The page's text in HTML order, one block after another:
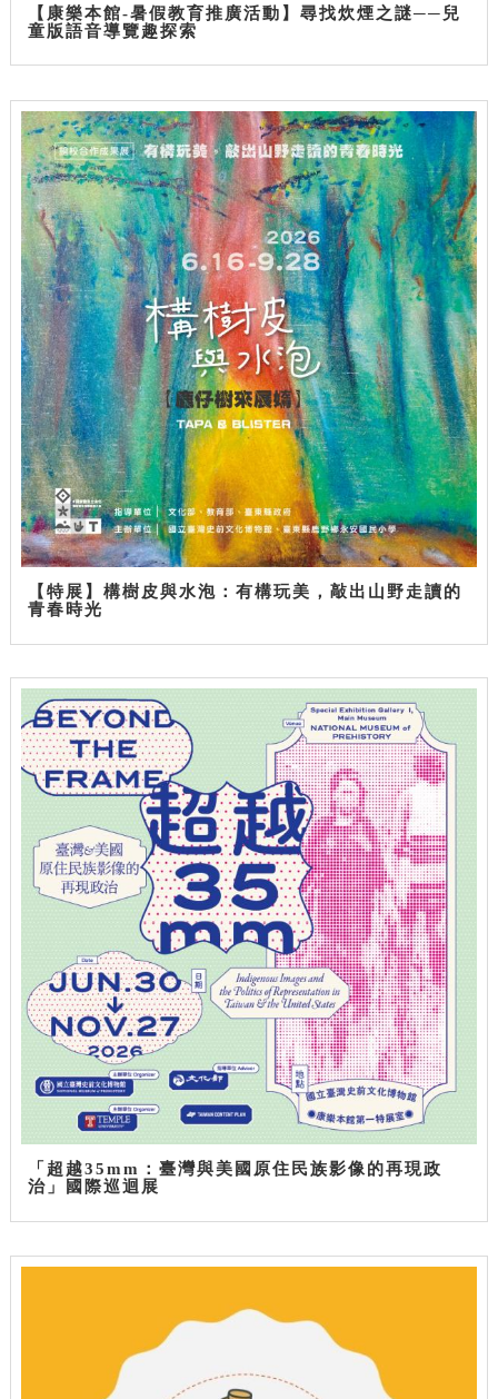
【康樂本館-暑假教育推廣活動】尋找炊煙之謎──兒
童版語音導覽趣探索
【特展】構樹皮與水泡：有構玩美，敲出山野走讀的
青春時光
「超越35mm：臺灣與美國原住民族影像的再現政
治」國際巡迴展